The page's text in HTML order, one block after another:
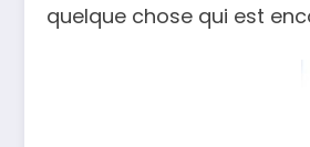
quelque chose qui est